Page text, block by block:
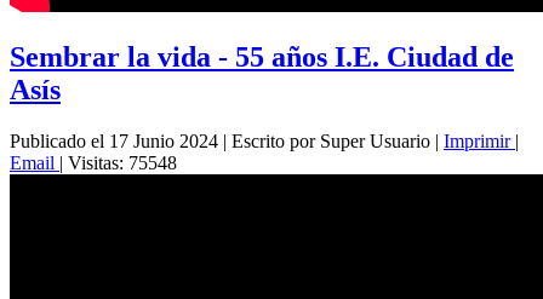
Sembrar la vida - 55 años I.E. Ciudad de
Asís
Publicado el 17 Junio 2024 | Escrito por Super Usuario | Imprimir |
Email | Visitas: 75548